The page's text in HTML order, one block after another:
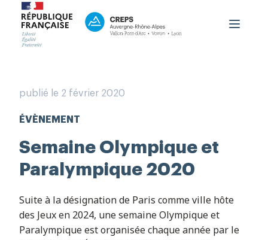
Haut niveau
Accueil du public
OutLab
PRNTESN
Contact
Boutique
publié le 2 février 2020
ÉVÈNEMENT
Semaine Olympique et
Paralympique 2020
Suite à la désignation de Paris comme ville hôte
des Jeux en 2024, une semaine Olympique et
Paralympique est organisée chaque année par le